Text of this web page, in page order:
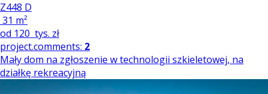
Z448 D
31 m²
od 120 tys. zł
project.comments: 2
Mały dom na zgłoszenie w technologii szkieletowej, na
działkę rekreacyjną